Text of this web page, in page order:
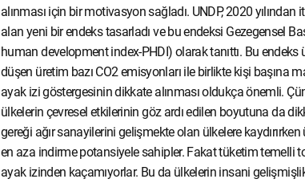
alınması için bir motivasyon sağladı. UNDP, 2020
alan yeni bir endeks tasarladı ve bu endeksi Gezegensel
human development index-PHDI) olarak tanıttı. Bu endeks
düşen üretim bazı CO2emisyonları ile birlikte kişi başına
ayak izi göstergesinin dikkate alınması oldukça önemli.
ülkelerin çevresel etkilerinin göz ardı edilen boyutuna da
gereği ağır sanayilerini gelişmekte olan ülkelere
en aza indirme potansiyele sahipler. Fakat tüketim temelli
ayak izinden kaçamıyorlar. Bu da ülkelerin insani